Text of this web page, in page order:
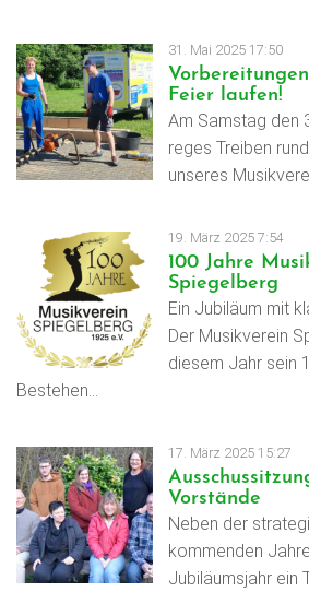
31. Mai 2025 17:50
Feier laufen!
Am Samstag den
reges Treiben
unseres
19. März 2025 7:54
100 Jahre
Spiegelberg
Ein Jubiläum mit
Der Musikverein
diesem Jahr sein
Bestehen…
17. März 2025 15:27
Vorstände
Neben der
kommenden
Jubiläumsjahr ein